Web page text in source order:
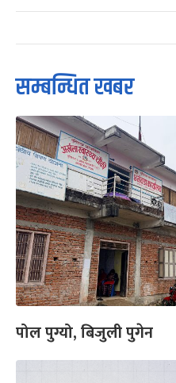
सम्बन्धित खबर
पोल पुग्यो, बिजुली पुगेन